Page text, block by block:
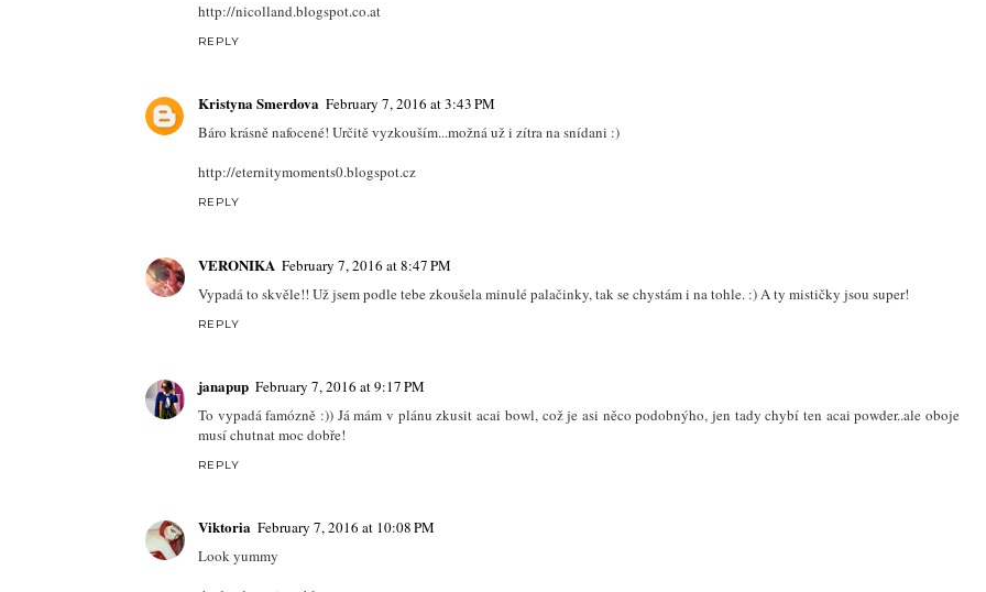
http://nicolland.blogspot.co.at
REPLY
Kristyna Smerdova February 7, 2016 at 3:43 PM
Báro krásně nafocené! Určitě vyzkouším...možná už i zítra na snídani :)
http://eternitymoments0.blogspot.cz
REPLY
VERONIKA February 7, 2016 at 8:47 PM
Vypadá to skvěle!! Už jsem podle tebe zkoušela minulé palačinky, tak se chystám i na tohle. :) A ty mističky jsou super!
REPLY
janapup February 7, 2016 at 9:17 PM
To vypadá famózně :)) Já mám v plánu zkusit acai bowl, což je asi něco podobnýho, jen tady chybí ten acai powder..ale oboje
musí chutnat moc dobře!
REPLY
Viktoria February 7, 2016 at 10:08 PM
Look yummy